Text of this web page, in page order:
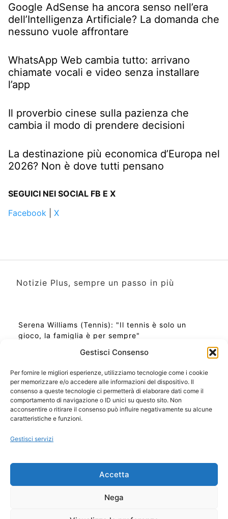
Gestisci Consenso
Per fornire le migliori esperienze, utilizziamo tecnologie come i cookie
per memorizzare e/o accedere alle informazioni del dispositivo. Il
consenso a queste tecnologie ci permetterà di elaborare dati come il
comportamento di navigazione o ID unici su questo sito. Non
acconsentire o ritirare il consenso può influire negativamente su alcune
caratteristiche e funzioni.
Gestisci servizi
Accetta
Nega
Google AdSense ha ancora senso nell’era
dell’Intelligenza Artificiale? La domanda che
nessuno vuole affrontare
WhatsApp Web cambia tutto: arrivano
chiamate vocali e video senza installare
l’app
Il proverbio cinese sulla pazienza che
cambia il modo di prendere decisioni
La destinazione più economica d’Europa nel
2026? Non è dove tutti pensano
SEGUICI NEI SOCIAL FB E X
Facebook
X
Notizie Plus, sempre un passo in più
Serena Williams (Tennis): "Il tennis è solo un
gioco, la famiglia è per sempre"
Ora Esatta in Italia in questo momento
Ti Senti Strano Ultimamente? Potrebbe Essere per
la Risonanza di Schumann
Come Sapere Se Stai Ascendendo alla Quinta
Copyright 2026 NotiziePlus.com
📰 Contenuto Umano Verificato
Privacy Coockie
Pubblicità